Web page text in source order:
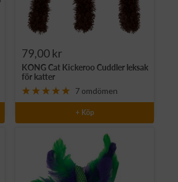
Rea-
pris
79,00 kr
KONG Cat Kickeroo Cuddler leksak
för katter
7 omdömen
+ Köp